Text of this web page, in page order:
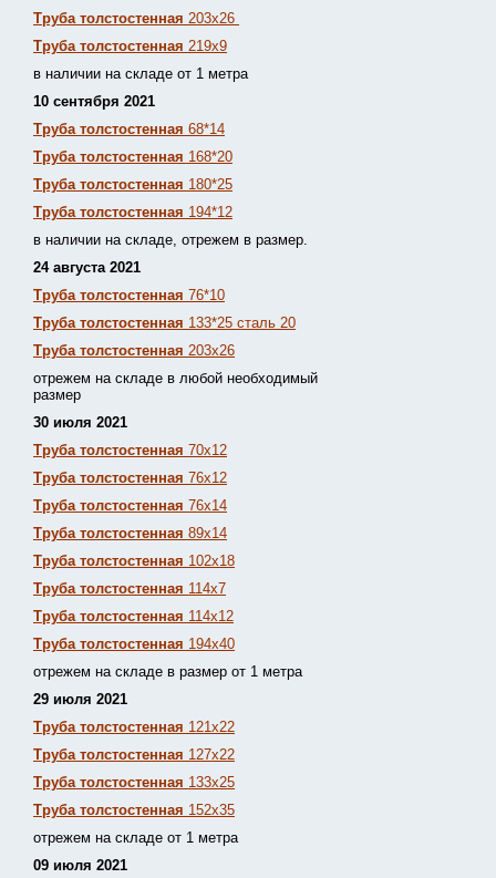
Труба толстостенная 203х26
Труба толстостенная 219х9
в наличии на складе от 1 метра
10 сентября 2021
Труба толстостенная 68*14
Труба толстостенная 168*20
Труба толстостенная 180*25
Труба толстостенная 194*12
в наличии на складе, отрежем в размер.
24 августа 2021
Труба толстостенная 76*10
Труба толстостенная 133*25 сталь 20
Труба толстостенная 203х26
отрежем на складе в любой необходимый
размер
30 июля 2021
Труба толстостенная 70х12
Труба толстостенная 76х12
Труба толстостенная 76х14
Труба толстостенная 89х14
Труба толстостенная 102х18
Труба толстостенная 114х7
Труба толстостенная 114х12
Труба толстостенная 194х40
отрежем на складе в размер от 1 метра
29 июля 2021
Труба толстостенная 121х22
Труба толстостенная 127х22
Труба толстостенная 133х25
Труба толстостенная 152х35
отрежем на складе от 1 метра
09 июля 2021